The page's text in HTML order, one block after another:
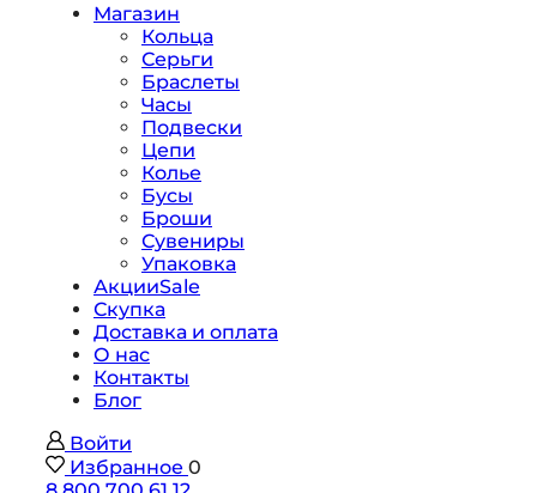
Магазин
Кольца
Серьги
Браслеты
Часы
Подвески
Цепи
Колье
Бусы
Броши
Сувениры
Упаковка
АкцииSale
Скупка
Доставка и оплата
О нас
Контакты
Блог
Войти
Избранное 0